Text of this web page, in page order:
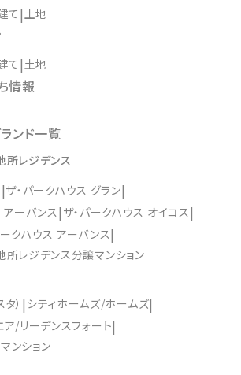
て 土地
て 土地
情報
ンド一覧
所レジデンス
ザ・パークハウス グラン
アーバンス ザ・パークハウス オイコス
クハウス アーバンス
所レジデンス分譲マンション
） シティホームズ/ホームズ
/リーデンスフォート
ンション